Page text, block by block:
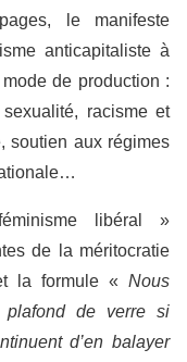
le manifeste
anticapitaliste à
de production :
racisme et
soutien aux régimes
libéral »
de la méritocratie
la formule « Nous
plafond de verre si
d’en balayer